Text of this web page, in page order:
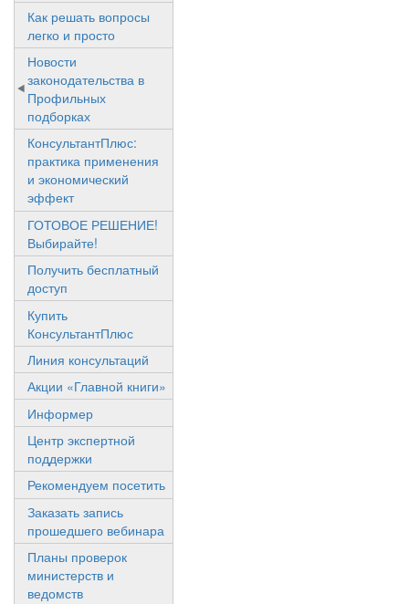
Как решать вопросы
легко и просто
Новости
законодательства в
Профильных
подборках
КонсультантПлюс:
практика применения
и экономический
эффект
ГОТОВОЕ РЕШЕНИЕ!
Выбирайте!
Получить бесплатный
доступ
Купить
КонсультантПлюс
Линия консультаций
Акции «Главной книги»
Информер
Центр экспертной
поддержки
Рекомендуем посетить
Заказать запись
прошедшего вебинара
Планы проверок
министерств и
ведомств